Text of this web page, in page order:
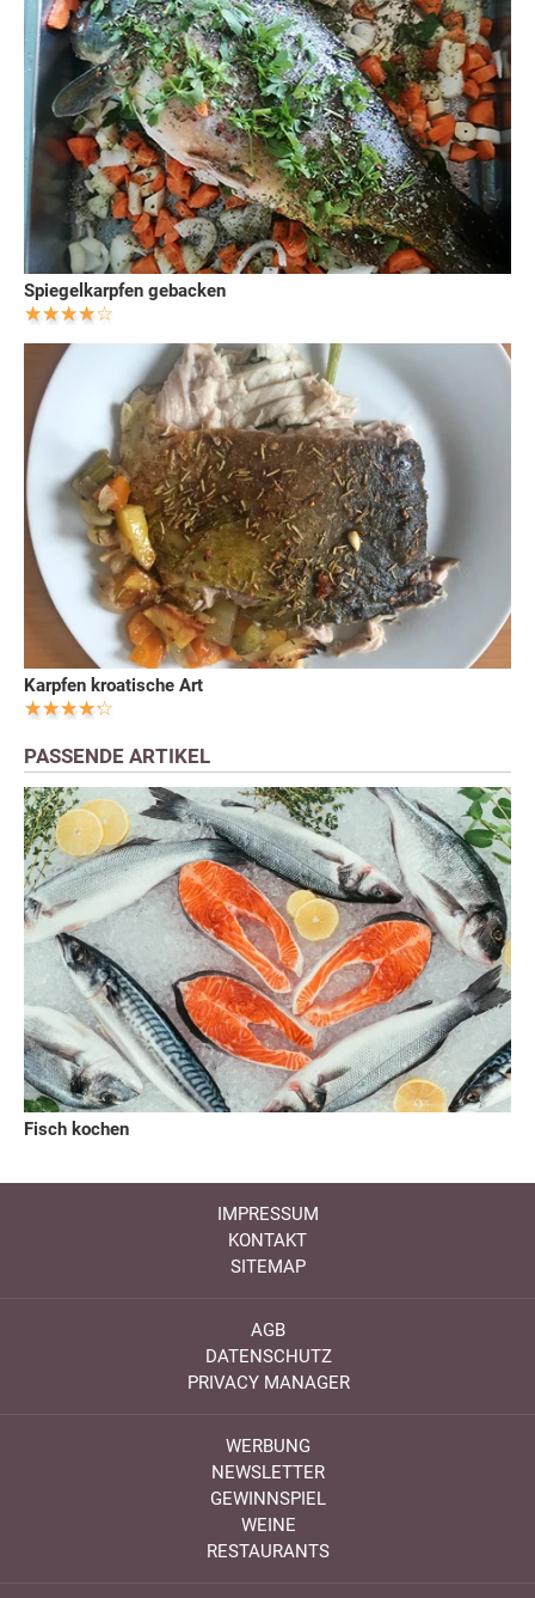
Spiegelkarpfen gebacken
Karpfen kroatische Art
PASSENDE ARTIKEL
Fisch kochen
IMPRESSUM
KONTAKT
SITEMAP
AGB
DATENSCHUTZ
PRIVACY MANAGER
WERBUNG
NEWSLETTER
GEWINNSPIEL
WEINE
RESTAURANTS